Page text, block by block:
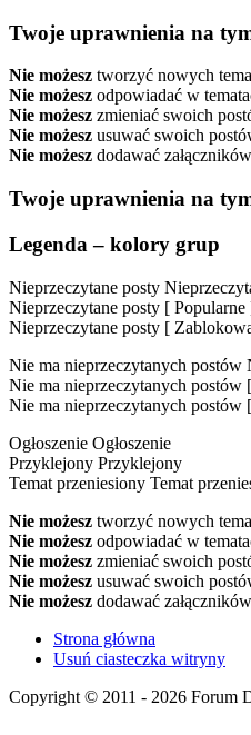
Twoje uprawnienia na
Nie możesz tworzyć nowych
Nie możesz odpowiadać w
Nie możesz zmieniać swoich
Nie możesz usuwać swoich
Nie możesz dodawać załączników
Twoje uprawnienia na
Legenda – kolory grup
Nieprzeczytane posty
Nieprzeczytane posty [ Popularne
Nieprzeczytane posty [
Nie ma nieprzeczytanych postów
Nie ma nieprzeczytanych postów
Nie ma nieprzeczytanych postów
Ogłoszenie Ogłoszenie
Przyklejony Przyklejony
Temat przeniesiony Temat
Nie możesz tworzyć nowych
Nie możesz odpowiadać w
Nie możesz zmieniać swoich
Nie możesz usuwać swoich
Nie możesz dodawać załączników
Strona główna
Usuń ciasteczka witryny
Copyright © 2011 - 2026 Forum